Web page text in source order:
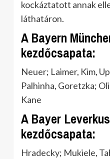
kockáztatott annak
láthatáron.
A Bayern
kezdőcsapata:
Neuer; Laimer, Kim,
Palhinha, Goretzka;
Kane
A Bayer
kezdőcsapata:
Hradecky; Mukiele,